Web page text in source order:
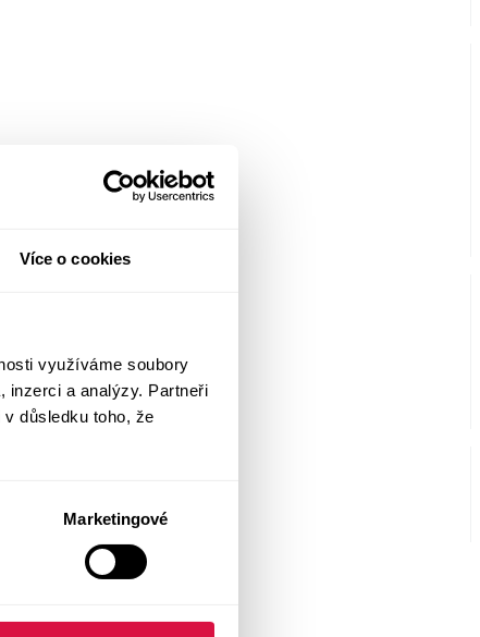
Více o cookies
využíváme soubory
inzerci a analýzy. Partneři
důsledku toho, že
Marketingové